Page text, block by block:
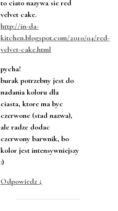
to ciato nazywa sie red
velvet cake.
http://in-da-
kitchen.blogspot.com/2010/04/red-
velvet-cake.html
pycha!
burak potrzebny jest do
nadania koloru dla
ciasta, ktore ma byc
czerwone (stad nazwa),
ale radze dodac
czerwony barwnik, bo
kolor jest intensywniejszy
:)
Odpowiedz ↓